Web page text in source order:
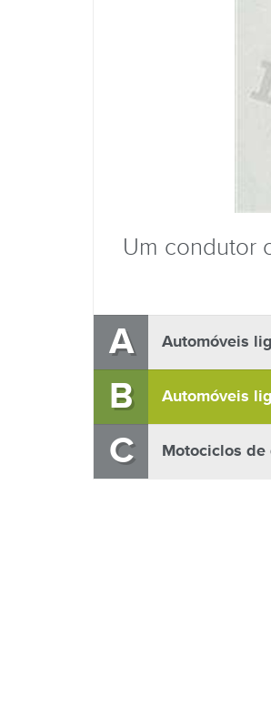
Um condutor
A Automóveis
B Automóveis
C Motociclos de